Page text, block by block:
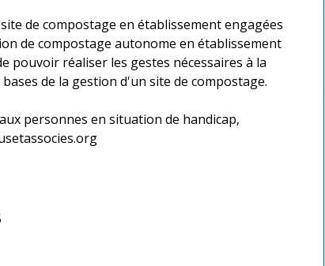
de compostage en établissement engagées
de compostage autonome en établissement
pouvoir réaliser les gestes nécessaires à la
de la gestion d'un site de compostage.
personnes en situation de handicap,